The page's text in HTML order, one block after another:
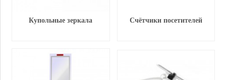
Купольные зеркала Счётчики посетителей